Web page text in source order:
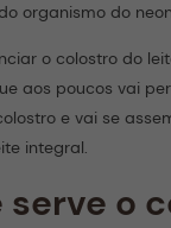
organismo do
o colostro do
aos poucos vai
e vai se
integral.
serve o